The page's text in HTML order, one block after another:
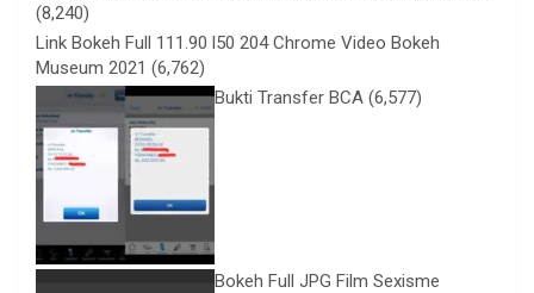
(8,240)
Link Bokeh Full 111.90 l50 204 Chrome Video Bokeh
Museum 2021 (6,762)
Bukti Transfer BCA (6,577)
Bokeh Full JPG Film Sexisme